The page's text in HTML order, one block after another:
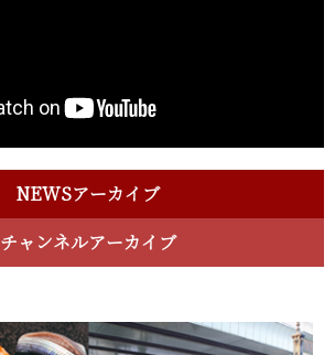
NEWSアーカイブ
チャンネルアーカイブ